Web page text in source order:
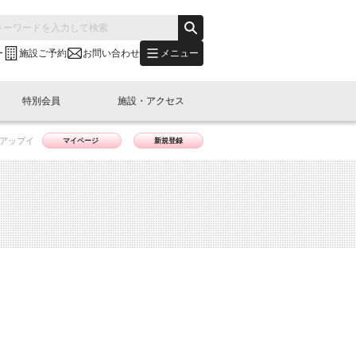
施設ご予約 お問い合わせ メニュー
別会員開催
展・参加
"LINK-BioBAY TOKYO"？
(News Letter)
コラム
ュース・事業紹介
ベント
LINK-J WEST
容
本橋エリアについて
特別会員
し込み
施設・アクセス
予約
ップイ マイページ 新規登録